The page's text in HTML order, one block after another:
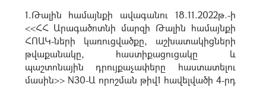
1.Թալին համայնքի ավագանու 18.11.2022թ.-ի
<<ՀՀ Արագածոտնի մարզի Թալին համայնքի
ՀՈԱԿ-ների կառուցվածքը, աշխատակիցների
թվաքանակը, հաստիքացուցակը և
պաշտոնային դրույքաչափերը հաստատելու
մասին>> N30-Ա որոշման թիվ1 հավելվածի 4-րդ